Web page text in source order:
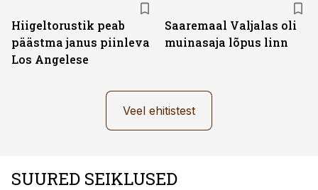
Hiigeltorustik peab
päästma janus piinleva
Los Angelese
Saaremaal Valjalas oli
muinasaja lõpus linn
Veel ehitistest
SUURED SEIKLUSED